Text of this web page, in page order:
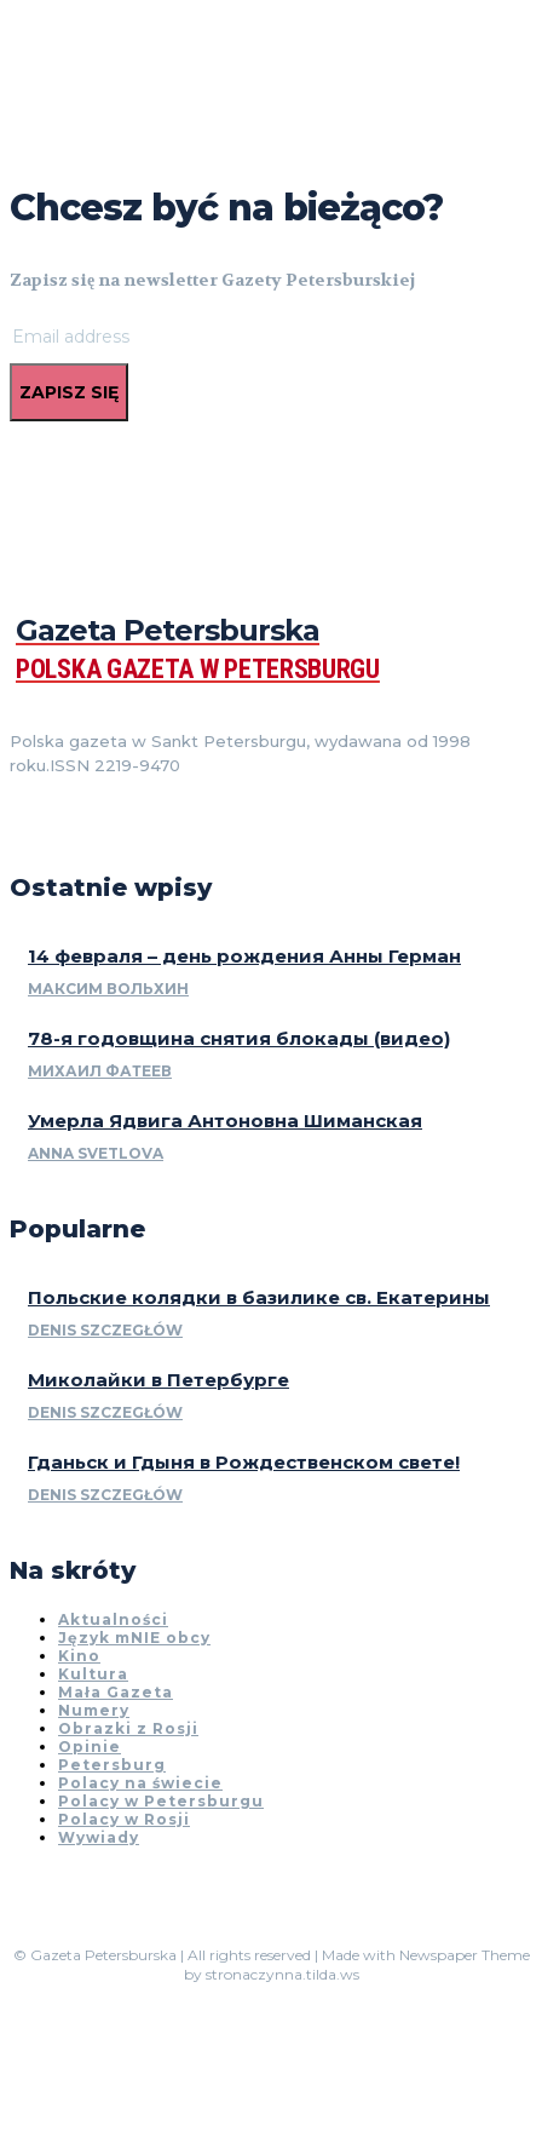
Chcesz być na bieżąco?
Zapisz się na newsletter Gazety Petersburskiej
ZAPISZ SIĘ
Gazeta Petersburska
POLSKA GAZETA W PETERSBURGU
Polska gazeta w Sankt Petersburgu, wydawana od 1998
roku.ISSN 2219-9470
Ostatnie wpisy
14 февраля – день рождения Анны Герман
МАКСИМ ВОЛЬХИН
78-я годовщина снятия блокады (видео)
МИХАИЛ ФАТЕЕВ
Умерла Ядвига Антоновна Шиманская
ANNA SVETLOVA
Popularne
Польские колядки в базилике св. Екатерины
DENIS SZCZEGŁÓW
Миколайки в Петербурге
DENIS SZCZEGŁÓW
Гданьск и Гдыня в Рождественском свете!
DENIS SZCZEGŁÓW
Na skróty
Aktualności
Język mNIE obcy
Kino
Kultura
Mała Gazeta
Numery
Obrazki z Rosji
Opinie
Petersburg
Polacy na świecie
Polacy w Petersburgu
Polacy w Rosji
Wywiady
© Gazeta Petersburska | All rights reserved | Made with Newspaper Theme
by stronaczynna.tilda.ws